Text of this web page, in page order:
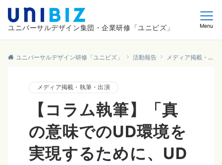
ユニバーサルデザイン集団・企業研修「ユニビズ」 Menu
ユニバーサルデザイン研修「ユニビズ」 活動報告 メディア掲載・執筆・出演
メディア掲載・執筆・出演
【コラム執筆】「真
の意味でのUD環境を
実現するために、UD